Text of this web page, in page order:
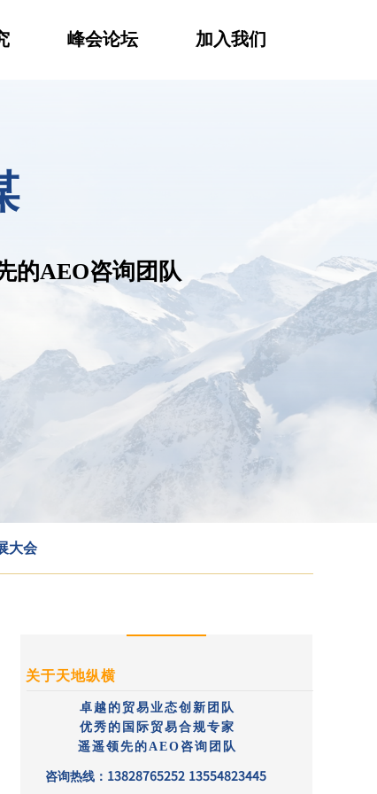
峰会论坛 加入我们
的AEO咨询团队
大会
关于天地纵横
卓越的贸易业态创新团队
优秀的国际贸易合规专家
遥遥领先的AEO 咨询团队
咨询热线： 13828765252 13554823445